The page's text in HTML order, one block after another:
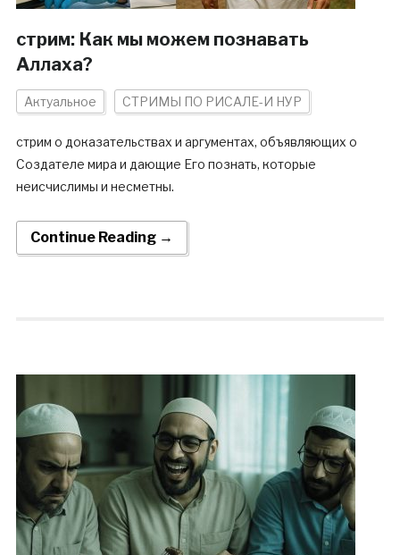
стрим: Как мы можем познавать
Аллаха?
Актуальное СТРИМЫ ПО РИСАЛЕ-И НУР
стрим о доказательствах и аргументах, объявляющих о
Создателе мира и дающие Его познать, которые
неисчислимы и несметны.
Continue Reading →